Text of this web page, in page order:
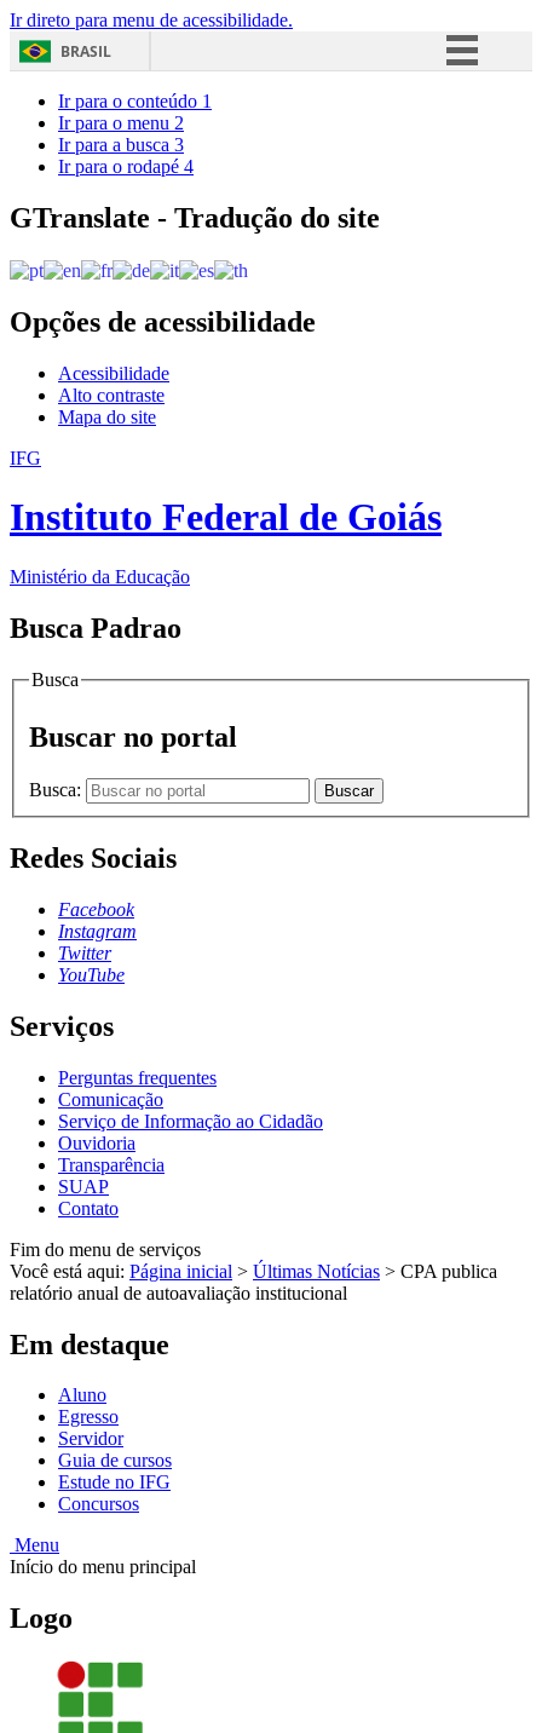
Ir direto para menu de acessibilidade.
BRASIL
Acesso à informação
Ir para o conteúdo 1
Ir para o menu 2
Ir para a busca 3
Ir para o rodapé 4
GTranslate - Tradução do site
Opções de acessibilidade
Acessibilidade
Alto contraste
Mapa do site
IFG
Instituto Federal de Goiás
Ministério da Educação
Busca Padrao
Busca
Buscar no portal
Busca: Buscar
Redes Sociais
Facebook
Instagram
Twitter
YouTube
Serviços
Perguntas frequentes
Comunicação
Serviço de Informação ao Cidadão
Ouvidoria
Transparência
SUAP
Contato
Fim do menu de serviços
Você está aqui: Página inicial > Últimas Notícias > CPA publica
relatório anual de autoavaliação institucional
Em destaque
Aluno
Egresso
Servidor
Guia de cursos
Estude no IFG
Concursos
Menu
Início do menu principal
Logo